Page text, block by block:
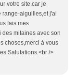
votre site,car je
range-aiguilles,et j'ai
fais mes
mitaines avec son
choses,merci à vous
Salutations.<br />